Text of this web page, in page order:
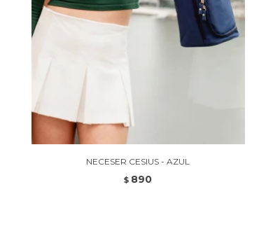
NECESER CESIUS - AZUL
$ 890